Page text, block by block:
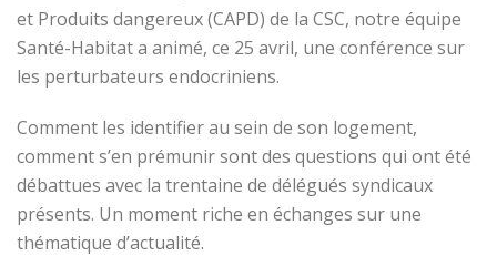
et Produits dangereux (CAPD) de la CSC, notre équipe
Santé-Habitat a animé, ce 25 avril, une conférence sur
les perturbateurs endocriniens.
Comment les identifier au sein de son logement,
comment s’en prémunir sont des questions qui ont été
débattues avec la trentaine de délégués syndicaux
présents. Un moment riche en échanges sur une
thématique d’actualité.